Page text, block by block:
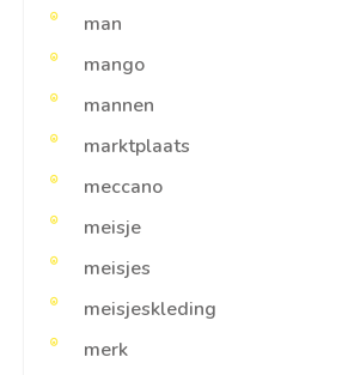
man
mango
mannen
marktplaats
meccano
meisje
meisjes
meisjeskleding
merk